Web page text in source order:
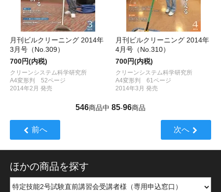
月刊ビルクリーニング 2014年
3月号（No.309）
700円(内税)
クリーンシステム科学研究所
A4変形判 52ページ
2014年2月 発売
月刊ビルクリーニング 2014年
4月号（No.310）
700円(内税)
クリーンシステム科学研究所
A4変形判 61ページ
2014年3月 発売
546商品中 85-96商品
前へ 次へ
ほかの商品を探す